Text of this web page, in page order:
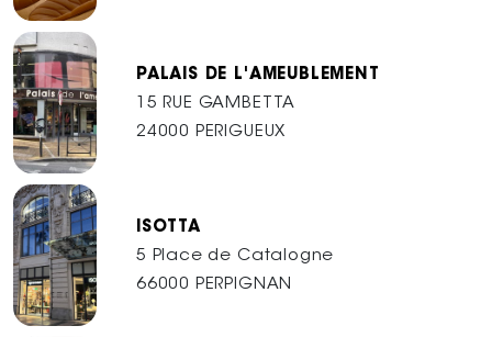
PALAIS DE L'AMEUBLEMENT
15 RUE GAMBETTA
24000 PERIGUEUX
ISOTTA
5 Place de Catalogne
66000 PERPIGNAN